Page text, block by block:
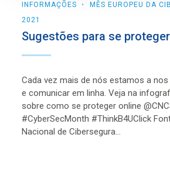
INFORMAÇÕES
MÊS EUROPEU DA
2021
Sugestões para se
Cada vez mais de nós estamos a
e comunicar em linha. Veja na
sobre como se proteger online
#CyberSecMonth #ThinkB4UClick
Nacional de Cibersegura...